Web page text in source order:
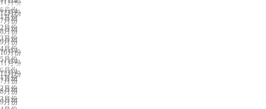
11月份
12月份
6月份
7月份
8月份
9月份
10月份
11月份
12月份
东营展会排期
1月份
2月份
3月份
4月份
5月份
6月份
7月份
8月份
9月份
厦门展会排期
1月份
2月份
3月份